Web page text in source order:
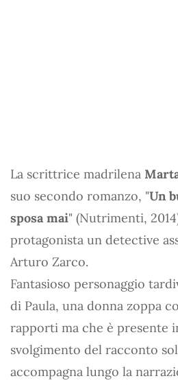
La scrittrice madrilena
suo secondo romanzo, "Un
sposa mai" (Nutrimenti,
protagonista un detective
Arturo Zarco.
Fantasioso personaggio
di Paula, una donna zoppa
rapporti ma che è presente
svolgimento del racconto
accompagna lungo la